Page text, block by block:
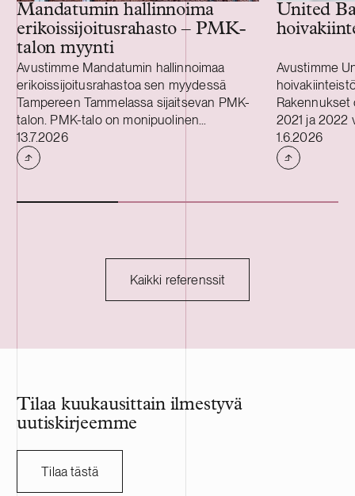
Mandatumin hallinnoima
erikoissijoitusrahasto – PMK-
talon myynti
Avustimme Mandatumin hallinnoimaa
erikoissijoitusrahastoa sen myydessä
Tampereen Tammelassa sijaitsevan PMK-
talon. PMK-talo on monipuolinen
toimitilakiinteistö, jossa toimii kymmeniä
vuokralaisia. Tilat ovat muun muassa
varasto-, tuotanto- ja toimistokäytössä.
Julkaistu
13.7.2026
United
Avustimme
2021 ja 2022
tekniset- ja
kolme
Portfolion
Julkaistu
1.6.2026
Kaikki referenssit
Tilaa kuukausittain ilmestyvä
uutiskirjeemme
Tilaa tästä